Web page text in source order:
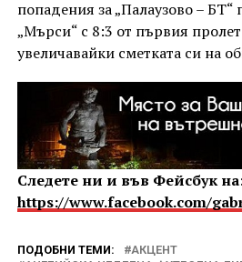
попадения за „Палаузово –
„Мърси“ с 8:3 от първия
увеличавайки сметката си на
Следете ни и във Фейсбук
https://www.facebook.com/
ПОДОБНИ ТЕМИ:
АКЦЕНТ